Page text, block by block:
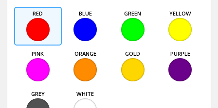
RED BLUE GREEN YELLOW
PINK ORANGE GOLD PURPLE
GREY WHITE